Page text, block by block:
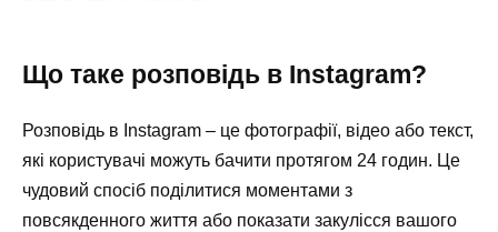
Що таке розповідь в Instagram?
Розповідь в Instagram – це фотографії, відео або текст,
які користувачі можуть бачити протягом 24 годин. Це
чудовий спосіб поділитися моментами з
повсякденного життя або показати закулісся вашого